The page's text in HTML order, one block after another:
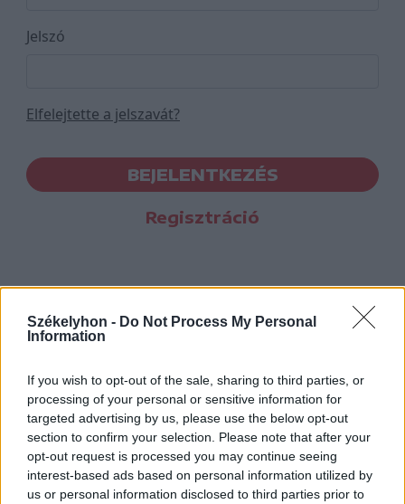
Székelyhon - Do Not Process My Personal
Information
If you wish to opt-out of the sale, sharing to third parties, or
processing of your personal or sensitive information for
targeted advertising by us, please use the below opt-out
section to confirm your selection. Please note that after your
opt-out request is processed you may continue seeing
interest-based ads based on personal information utilized by
us or personal information disclosed to third parties prior to
Jelszó
Elfelejtette a jelszavát?
BEJELENTKEZÉS
Regisztráció
Hasznos
Impresszum